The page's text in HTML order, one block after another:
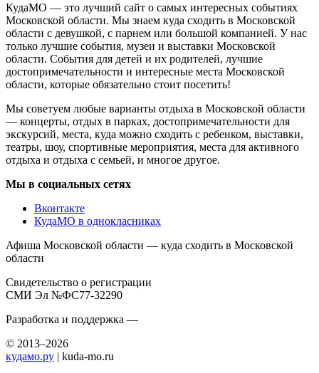
КудаМО — это лучший сайт о самых интересных событиях
Московской области. Мы знаем куда сходить в Московской
области с девушкой, с парнем или большой компанией. У нас
только лучшие события, музеи и выставки Московской
области. События для детей и их родителей, лучшие
достопримечательности и интересные места Московской
области, которые обязательно стоит посетить!
Мы советуем любые варианты отдыха в Московской области
— концерты, отдых в парках, достопримечательности для
экскурсий, места, куда можно сходить с ребенком, выставки,
театры, шоу, спортивные мероприятия, места для активного
отдыха и отдыха с семьей, и многое другое.
Мы в социальных сетях
Вконтакте
КудаМО в однокласниках
Афиша Московской области — куда сходить в Московской
области
Свидетельство о регистрации
СМИ Эл №ФС77-32290
Разработка и поддержка —
© 2013–2026
кудамо.ру | kuda-mo.ru